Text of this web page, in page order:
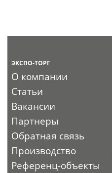
ЭКСПО-ТОРГ
О компании
Статьи
Вакансии
Партнеры
Обратная связь
Производство
Референц-объекты